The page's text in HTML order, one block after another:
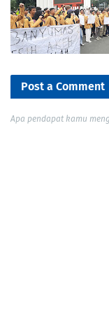
Post a Comment
Apa pendapat kamu